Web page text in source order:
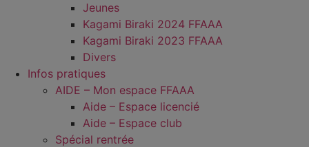
Jeunes
Kagami Biraki 2024 FFAAA
Kagami Biraki 2023 FFAAA
Divers
Infos pratiques
AIDE – Mon espace FFAAA
Aide – Espace licencié
Aide – Espace club
Spécial rentrée